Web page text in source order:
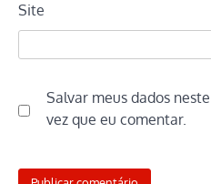
Site
Salvar meus dados
vez que eu comentar.